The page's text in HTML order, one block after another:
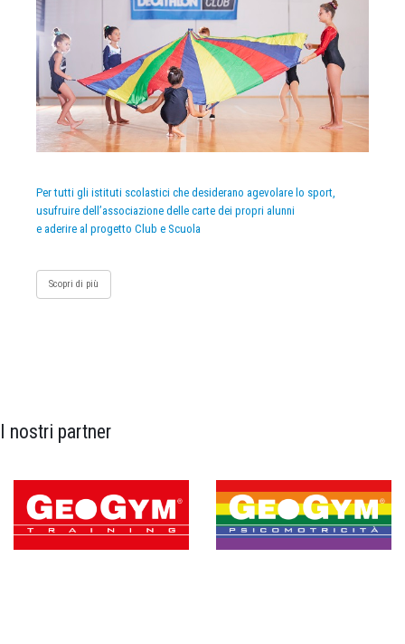
Per tutti gli istituti scolastici che desiderano agevolare lo sport,
usufruire dell’associazione delle carte dei propri alunni
e aderire al progetto Club e Scuola
Scopri di più
I nostri partner